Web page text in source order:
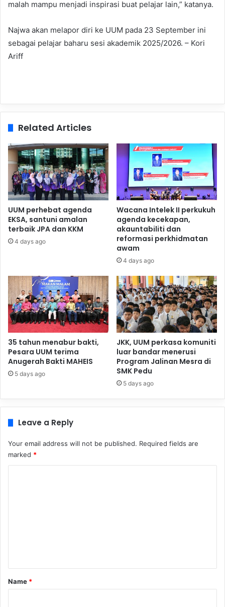
malah mampu menjadi inspirasi buat pelajar lain,” katanya.
Najwa akan melapor diri ke UUM pada 23 September ini
sebagai pelajar baharu sesi akademik 2025/2026. – Kori
Ariff
Related Articles
UUM perhebat agenda
EKSA, santuni amalan
terbaik JPA dan KKM
4 days ago
Wacana Intelek II perkukuh
agenda kecekapan,
akauntabiliti dan
reformasi perkhidmatan
awam
4 days ago
35 tahun menabur bakti,
Pesara UUM terima
Anugerah Bakti MAHEIS
5 days ago
JKK, UUM perkasa komuniti
luar bandar menerusi
Program Jalinan Mesra di
SMK Pedu
5 days ago
Leave a Reply
Your email address will not be published. Required fields are
marked *
*
Name *